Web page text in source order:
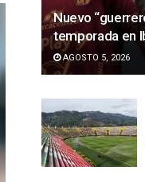
Nuevo
temporada en
AGOSTO 5, 2026